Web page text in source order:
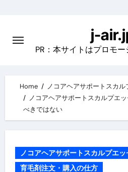
content
j-
PR：本サイトはプロモ
Home
ノコアヘアサポートスカル
ノコアヘアサポートスカルプエ
べきではない
ノコアヘアサポートスカルプエッ
育毛剤注文・購入の仕方